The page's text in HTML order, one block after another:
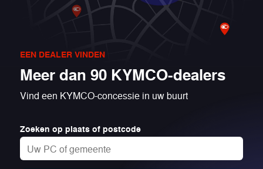
EEN DEALER VINDEN
Meer dan 90 KYMCO-dealers
Vind een KYMCO-concessie in uw buurt
Zoeken op plaats of postcode